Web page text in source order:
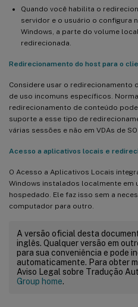
Quando você habilita o
servidor e o usuário o configura
Windows, a parte do volume
redirecionada.
Redirecionamento do host para o
Considere usar o redirecionamento
de uso incomuns específicos.
redirecionamento de conteúdo
suporte a esse tipo de
várias sessões e não em VDAs de
Acesso a aplicativos locais e
O Acesso a Aplicativos Locais
Windows instalados localmente em
hospedado. Ele faz isso sem a
computador para outro.
A versão oficial desta
inglês. Qualquer versão em
para sua conveniência e pode
automaticamente. Para obter
Aviso Legal sobre Tradução
Group home.